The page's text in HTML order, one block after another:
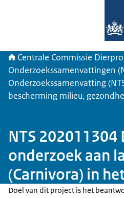
Centrale Commissie
Onderzoekssamenvattingen
Onderzoekssamenvatting
bescherming milieu,
NTS 202011304
onderzoek aan
(Carnivora) in
Doel van dit project is het